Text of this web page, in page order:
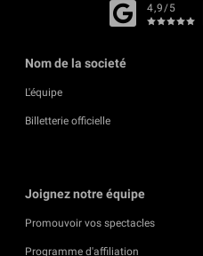
4,9/5
Nom de la societé
L'équipe
Billetterie officielle
Joignez notre équipe
Promouvoir vos spectacles
Programme d'affiliation